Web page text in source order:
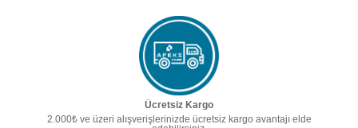
Ücretsiz Kargo
2.000₺ ve üzeri alışverişlerinizde ücretsiz kargo avantajı elde